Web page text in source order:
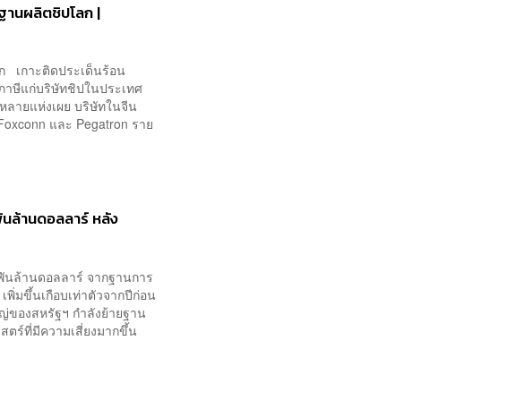
านผลิตชิปโลก |
เกาะติดประเด็นร้อน
ษีแก่บริษัทชิปในประเทศ
ายแห่งเผย บริษัทในจีน
และ Pegatron ราย
ล้านดอลลาร์ หลัง
นล้านดอลลาร์ จากฐานการ
พิ่มขึ้นเกือบเท่าตัวจากปีก่อน
องสหรัฐฯ กำลังย้ายฐาน
ตร์ที่มีความเสี่ยงมากขึ้น